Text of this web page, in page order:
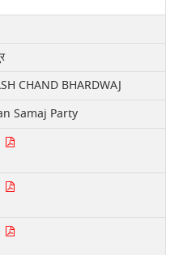
CHAND BHARDWAJ
Samaj Party